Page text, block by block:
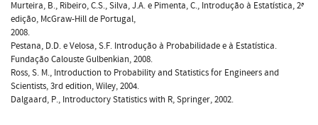
Murteira, B., Ribeiro, C.S., Silva, J.A. e Pimenta, C., Introdução à Estatística, 2ª
edição, McGraw-Hill de Portugal,
2008.
Pestana, D.D. e Velosa, S.F. Introdução à Probabilidade e à Estatística.
Fundação Calouste Gulbenkian, 2008.
Ross, S. M., Introduction to Probability and Statistics for Engineers and
Scientists, 3rd edition, Wiley, 2004.
Dalgaard, P., Introductory Statistics with R, Springer, 2002.